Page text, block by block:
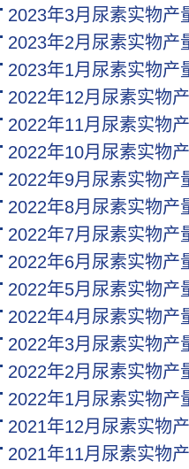
2023年3月尿素实物产
2023年2月尿素实物产
2023年1月尿素实物产
2022年12月尿素实物
2022年11月尿素实物
2022年10月尿素实物
2022年9月尿素实物产
2022年8月尿素实物产
2022年7月尿素实物产
2022年6月尿素实物产
2022年5月尿素实物产
2022年4月尿素实物产
2022年3月尿素实物产
2022年2月尿素实物产
2022年1月尿素实物产
2021年12月尿素实物
2021年11月尿素实物